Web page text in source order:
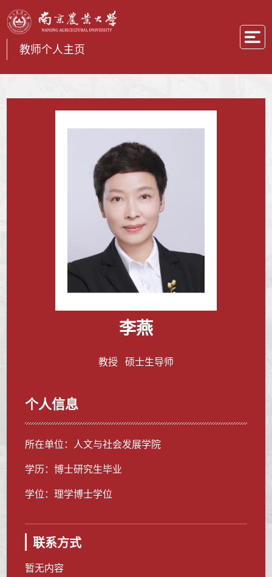
教师个人主页
李燕
教授 硕士生导师
个人信息
所在单位：人文与社会发展学院
学历：博士研究生毕业
学位：理学博士学位
联系方式
暂无内容